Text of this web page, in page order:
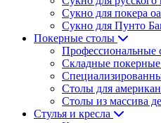
Сукно для покера
Сукно для Пунто
Покерные столы
Профессиональные
Складные
Столы для
Столы из массива
Стулья и кресла